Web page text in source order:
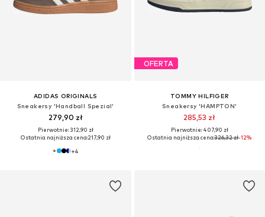
ADIDAS ORIGINALS
Sneakersy 'Handball Spezial'
279,90 zł
Pierwotnie: 312,90 zł
Ostatnia najniższa cena:217,90 zł
+4
OFERTA
TOMMY HILFIGER
Sneakersy 'HAMPTON'
285,53 zł
Pierwotnie: 407,90 zł
Ostatnia najniższa cena:326,32 zł-12%